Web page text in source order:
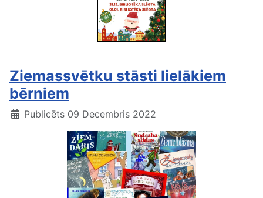
Ziemassvētku stāsti lielākiem
bērniem
Publicēts 09 Decembris 2022